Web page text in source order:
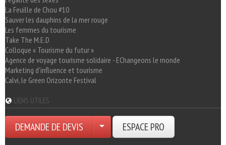
La Feuille de Chou #10
Sauver les dauphins de la mer rouge
Les femmes du tourisme
Take The M.E.D
Colloque « Tourisme du futur »
Agence de voyage tourisme solidaire - EChangeons le monde
Marketing d'influence et tourisme
Calvi, le Green Orizonte Festival
LIENS UTILES
DEMANDE DE DEVIS ESPACE PRO